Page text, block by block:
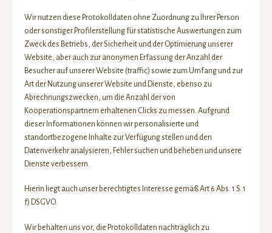
Wir nutzen diese Protokolldaten ohne Zuordnung zu Ihrer Person
oder sonstiger Profilerstellung für statistische Auswertungen zum
Zweck des Betriebs, der Sicherheit und der Optimierung unserer
Website, aber auch zur anonymen Erfassung der Anzahl der
Besucher auf unserer Website (traffic) sowie zum Umfang und zur
Art der Nutzung unserer Website und Dienste, ebenso zu
Abrechnungszwecken, um die Anzahl der von
Kooperationspartnern erhaltenen Clicks zu messen. Aufgrund
dieser Informationen können wir personalisierte und
standortbezogene Inhalte zur Verfügung stellen und den
Datenverkehr analysieren, Fehler suchen und beheben und unsere
Dienste verbessern.
Hierin liegt auch unser berechtigtes Interesse gemäß Art 6 Abs. 1 S. 1
f) DSGVO.
Wir behalten uns vor, die Protokolldaten nachträglich zu